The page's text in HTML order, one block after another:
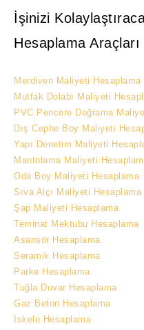
İşinizi
Hesaplama Araçları
Merdiven Maliyeti Hesaplama
Mutfak Dolabı Maliyeti
PVC Pencere Doğrama
Dış Cephe Boy Maliyeti
Yapı Denetim Maliyeti
Mantolama Maliyeti
Oda Boy Maliyeti Hesaplama
Sıva Alçı Maliyeti Hesaplama
Şap Maliyeti Hesaplama
Teminat Mektubu Hesaplama
Asansör Hesaplama
Seramik Hesaplama
Parke Hesaplama
Tuğla Duvar Hesaplama
Gaz Beton Hesaplama
İskele Hesaplama